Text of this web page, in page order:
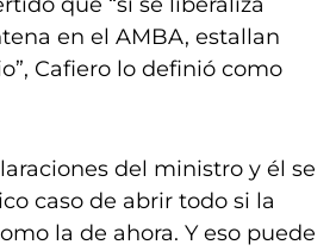
en el AMBA, estallan
Cafiero lo definió como
del ministro y él se
caso de abrir todo si la
la de ahora. Y eso puede